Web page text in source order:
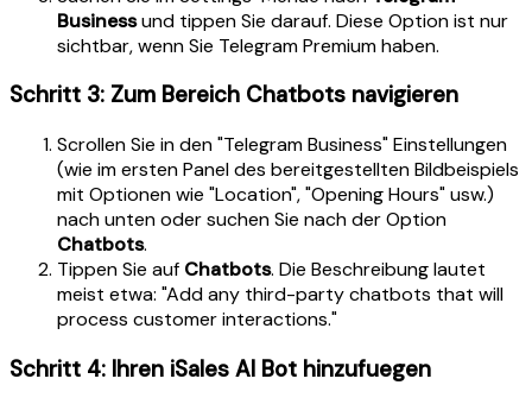
Businessund tippen Sie darauf. Diese Option ist nur
sichtbar, wenn Sie Telegram Premium haben.
Schritt 3: Zum Bereich Chatbots navigieren
Scrollen Sie in den "Telegram Business" Einstellungen
(wie im ersten Panel des bereitgestellten Bildbeispiels
mit Optionen wie "Location", "Opening Hours" usw.)
nach unten oder suchen Sie nach der Option
Chatbots.
Tippen Sie auf Chatbots. Die Beschreibung lautet
meist etwa: "Add any third-party chatbots that will
process customer interactions."
Schritt 4: Ihren iSales AI Bot hinzufuegen